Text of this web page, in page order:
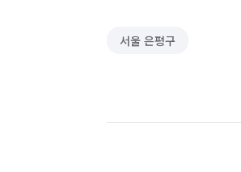
서울 은평구